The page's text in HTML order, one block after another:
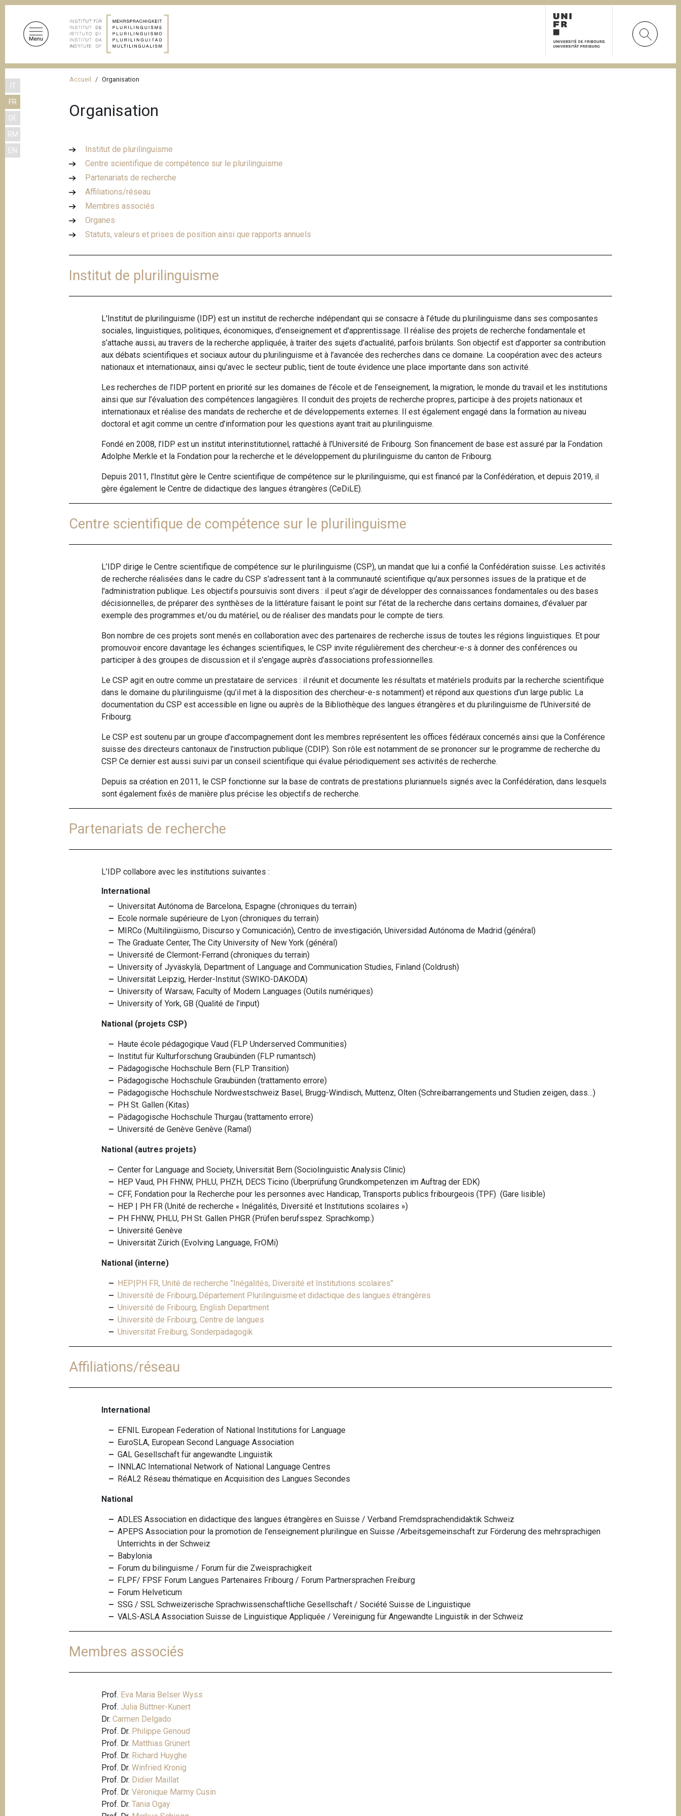
IT
FR
DE
RM
EN
A
Accueil Organisation
Organisation
Institut de plurilinguisme
Centre scientifique de compétence sur le plurilinguisme
Partenariats de recherche
Affiliations/réseau
Membres associés
Organes
Statuts, valeurs et prises de position ainsi que rapports annuels
Institut de plurilinguisme
L'Institut de plurilinguisme (IDP) est un institut de recherche indépendant qui se consacre à l’étude du plurilinguisme dans ses composantes
sociales, linguistiques, politiques, économiques, d'enseignement et d'apprentissage. Il réalise des projets de recherche fondamentale et
s’attache aussi, au travers de la recherche appliquée, à traiter des sujets d’actualité, parfois brûlants. Son objectif est d’apporter sa contribution
aux débats scientifiques et sociaux autour du plurilinguisme et à l’avancée des recherches dans ce domaine. La coopération avec des acteurs
nationaux et internationaux, ainsi qu’avec le secteur public, tient de toute évidence une place importante dans son activité.
Les recherches de l’IDP portent en priorité sur les domaines de l’école et de l’enseignement, la migration, le monde du travail et les institutions
ainsi que sur l’évaluation des compétences langagières. Il conduit des projets de recherche propres, participe à des projets nationaux et
internationaux et réalise des mandats de recherche et de développements externes. Il est également engagé dans la formation au niveau
doctoral et agit comme un centre d’information pour les questions ayant trait au plurilinguisme.
Fondé en 2008, l’IDP est un institut interinstitutionnel, rattaché à l’Université de Fribourg. Son financement de base est assuré par la Fondation
Adolphe Merkle et la Fondation pour la recherche et le développement du plurilinguisme du canton de Fribourg.
Depuis 2011, l'Institut gère le Centre scientifique de compétence sur le plurilinguisme, qui est financé par la Confédération, et depuis 2019, il
gère également le Centre de didactique des langues étrangères (CeDiLE).
Centre scientifique de compétence sur le plurilinguisme
L’IDP dirige le Centre scientifique de compétence sur le plurilinguisme (CSP), un mandat que lui a confié la Confédération suisse. Les activités
de recherche réalisées dans le cadre du CSP s'adressent tant à la communauté scientifique qu'aux personnes issues de la pratique et de
l'administration publique. Les objectifs poursuivis sont divers : il peut s’agir de développer des connaissances fondamentales ou des bases
décisionnelles, de préparer des synthèses de la littérature faisant le point sur l’état de la recherche dans certains domaines, d’évaluer par
exemple des programmes et/ou du matériel, ou de réaliser des mandats pour le compte de tiers.
Bon nombre de ces projets sont menés en collaboration avec des partenaires de recherche issus de toutes les régions linguistiques. Et pour
promouvoir encore davantage les échanges scientifiques, le CSP invite régulièrement des chercheur-e-s à donner des conférences ou
participer à des groupes de discussion et il s'engage auprès d’associations professionnelles.
Le CSP agit en outre comme un prestataire de services : il réunit et documente les résultats et matériels produits par la recherche scientifique
dans le domaine du plurilinguisme (qu’il met à la disposition des chercheur-e-s notamment) et répond aux questions d’un large public. La
documentation du CSP est accessible en ligne ou auprès de la Bibliothèque des langues étrangères et du plurilinguisme de l'Université de
Fribourg.
Le CSP est soutenu par un groupe d’accompagnement dont les membres représentent les offices fédéraux concernés ainsi que la Conférence
suisse des directeurs cantonaux de l'instruction publique (CDIP). Son rôle est notamment de se prononcer sur le programme de recherche du
CSP. Ce dernier est aussi suivi par un conseil scientifique qui évalue périodiquement ses activités de recherche.
Depuis sa création en 2011, le CSP fonctionne sur la base de contrats de prestations pluriannuels signés avec la Confédération, dans lesquels
sont également fixés de manière plus précise les objectifs de recherche.
Partenariats de recherche
L’IDP collabore avec les institutions suivantes :
International
Universitat Autónoma de Barcelona, Espagne (chroniques du terrain)
Ecole normale supérieure de Lyon (chroniques du terrain)
MIRCo (Multilingüismo, Discurso y Comunicación), Centro de investigación, Universidad Autónoma de Madrid (général)
The Graduate Center, The City University of New York (général)
Université de Clermont-Ferrand (chroniques du terrain)
University of Jyväskylä, Department of Language and Communication Studies, Finland (Coldrush)
Universität Leipzig, Herder-Institut (SWIKO-DAKODA)
University of Warsaw, Faculty of Modern Languages (Outils numériques)
University of York, GB (Qualité de l’input)
National (projets CSP)
Haute école pédagogique Vaud (FLP Underserved Communities)
Institut für Kulturforschung Graubünden (FLP rumantsch)
Pädagogische Hochschule Bern (FLP Transition)
Pädagogische Hochschule Graubünden (trattamento errore)
Pädagogische Hochschule Nordwestschweiz Basel, Brugg-Windisch, Muttenz, Olten (Schreibarrangements und Studien zeigen, dass…)
PH St. Gallen (Kitas)
Pädagogische Hochschule Thurgau (trattamento errore)
Université de Genève Genève (Ramal)
National (autres projets)
Center for Language and Society, Universität Bern (Sociolinguistic Analysis Clinic)
HEP Vaud, PH FHNW, PHLU, PHZH, DECS Ticino (Überprüfung Grundkompetenzen im Auftrag der EDK)
CFF, Fondation pour la Recherche pour les personnes avec Handicap, Transports publics fribourgeois (TPF) (Gare lisible)
HEP | PH FR (Unité de recherche « Inégalités, Diversité et Institutions scolaires »)
PH FHNW, PHLU, PH St. Gallen PHGR (Prüfen berufsspez. Sprachkomp.)
Université Genève
Universität Zürich (Evolving Language, FrOMi)
National (interne)
HEP|PH FR, Unité de recherche "Inégalités, Diversité et Institutions scolaires"
Université de Fribourg, Département Plurilinguisme et didactique des langues étrangères
Université de Fribourg, English Department
Université de Fribourg, Centre de langues
Universität Freiburg, Sonderpädagogik
Affiliations/réseau
International
EFNIL European Federation of National Institutions for Language
EuroSLA, European Second Language Association
GAL Gesellschaft für angewandte Linguistik
INNLAC International Network of National Language Centres
RéAL2 Réseau thématique en Acquisition des Langues Secondes
National
ADLES Association en didactique des langues étrangères en Suisse /Verband Fremdsprachendidaktik Schweiz
APEPS Association pour la promotion de l’enseignement plurilingue en Suisse /Arbeitsgemeinschaft zur Förderung des mehrsprachigen
Unterrichts in der Schweiz
Babylonia
Forum du bilinguisme / Forum für die Zweisprachigkeit
FLPF/ FPSF Forum Langues Partenaires Fribourg / Forum Partnersprachen Freiburg
Forum Helveticum
SSG / SSL Schweizerische Sprachwissenschaftliche Gesellschaft / Société Suisse de Linguistique
VALS-ASLA Association Suisse de Linguistique Appliquée / Vereinigung für Angewandte Linguistik in der Schweiz
Membres associés
Prof. Eva Maria Belser Wyss
Prof.Julia Büttner-Kunert
Dr.Carmen Delgado
Prof. Dr. Philippe Genoud
Prof. Dr. Matthias Grünert
Prof. Dr. Richard Huyghe
Prof. Dr.Winfried Kronig
Prof. Dr. Didier Maillat
Prof. Dr.Véronique Marmy Cusin
Prof. Dr.Tania Ogay